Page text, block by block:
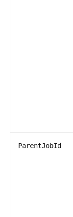
ParentJobId